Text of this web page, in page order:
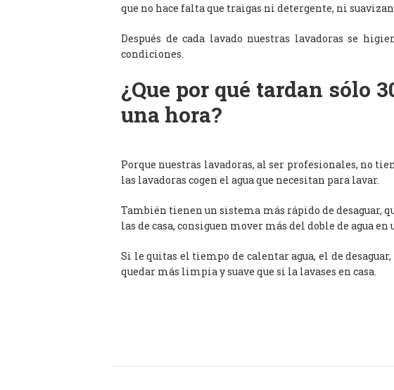
que no hace falta que traigas ni detergente, ni
Después de cada lavado nuestras lavadoras se
condiciones.
¿Que por qué tardan sólo
una hora?
Porque nuestras lavadoras, al ser profesionales, no
las lavadoras cogen el agua que necesitan para lavar.
También tienen un sistema más rápido de desaguar,
las de casa, consiguen mover más del doble de agua
Si le quitas el tiempo de calentar agua, el de
quedar más limpia y suave que si la lavases en casa.